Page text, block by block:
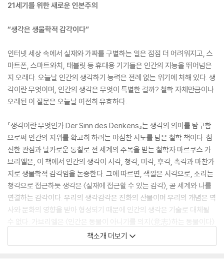
21세기를 위한 새로운 인본주의
“생각은 생물학적 감각이다”
인터넷 세상 속에서 실재와 가짜를 구별하는 일은 점점 더 어려워지고, 스
마트폰, 스마트와치, 태블릿 등 휴대용 기기들은 인간의 지능을 뛰어넘은
지 오래다. 오늘날 인간의 생각하기 능력은 전례 없는 위기에 처해 있다. 생
각이란 무엇이며, 인간의 생각은 무엇이 특별한 걸까? 철학 자체만큼이나
오래된 이 질문은 오늘날 여전히 유효하다.
『생각이란 무엇인가 Der Sinn des Denkens』는 생각의 의미를 탐구함
으로써 인간의 지위를 확고히 하려는 야심찬 시도를 담은 철학 책이다. 참
신한 관점과 날카로운 통찰로 전 세계의 주목을 받는 철학자 마르쿠스 가
브리엘은, 이 책에서 인간의 생각이 시각, 청각, 미각, 후각, 촉각과 마찬가
지로 생물학적 감각임을 논증한다. 그에 따르면, 색깔은 시각으로, 소리는
청각으로 접근하듯 생각은 〈실재에 접근할 수 있는 감각〉, 곧 세계와 나를
연결하는 감각이다. 우리의 생각감각은 진화의 산물이며 우리의 개념은 역
사와 문화의 영향을 받아 형성되기 때문에 인간의 생각은 기술로 대체될
수 없다. 가브리엘은 〈인간은 동물이 아니기를 의지(意志)하는 동물이다〉
라고 말한다. 이 책은 기술에 대한 환상을 깨부수고 우리의 삶과 미래를 더
나은 방향으로 결정할 수 있는 우리의 생각감각을 일깨워 준다.
책소개 더보기